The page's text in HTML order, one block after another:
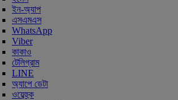
ইন-অ্যাপ
এসএমএস
WhatsApp
Viber
কাকাও
টেলিগ্রাম
LINE
অ্যাপে ডেটা
ওয়েব্হুক